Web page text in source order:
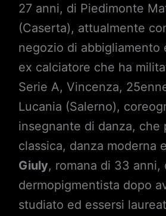
27 anni, di Piedimonte
(Caserta), attualmente
negozio di abbigliamento
ex calciatore che ha
Serie A, Vincenza,
Lucania (Salerno),
insegnante di danza, che
classica, danza moderna
Giuly, romana di 33 anni,
dermopigmentista dopo
studiato ed essersi